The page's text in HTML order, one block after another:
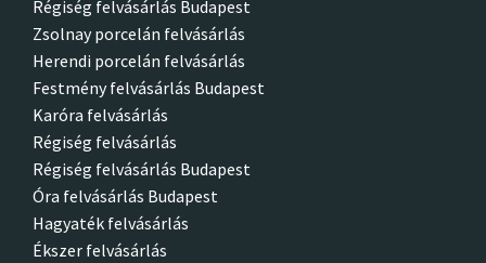
Régiség felvásárlás Budapest
Zsolnay porcelán felvásárlás
Herendi porcelán felvásárlás
Festmény felvásárlás Budapest
Karóra felvásárlás
Régiség felvásárlás
Régiség felvásárlás Budapest
Óra felvásárlás Budapest
Hagyaték felvásárlás
Ékszer felvásárlás